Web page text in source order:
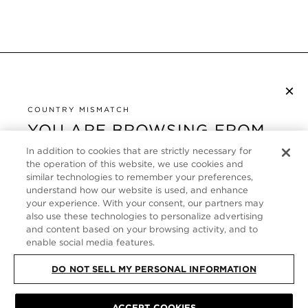
×
COUNTRY MISMATCH
YOU ARE BROWSING FROM
UNITED STATES
It looks like you are visiting us from United States,
but you are currently browsing our Deutschland
store. Would you like to be redirected to your local
site?
SHOP IN UNITED STATES
CONTINUE BROWSING HERE
KUNDENSERVICE
ÜBER
FOLLOW US
GERMANY
SITE MAP
In addition to cookies that are strictly necessary for
the operation of this website, we use cookies and
similar technologies to remember your preferences,
understand how our website is used, and enhance
your experience. With your consent, our partners may
also use these technologies to personalize advertising
and content based on your browsing activity, and to
enable social media features.
DO NOT SELL MY PERSONAL INFORMATION